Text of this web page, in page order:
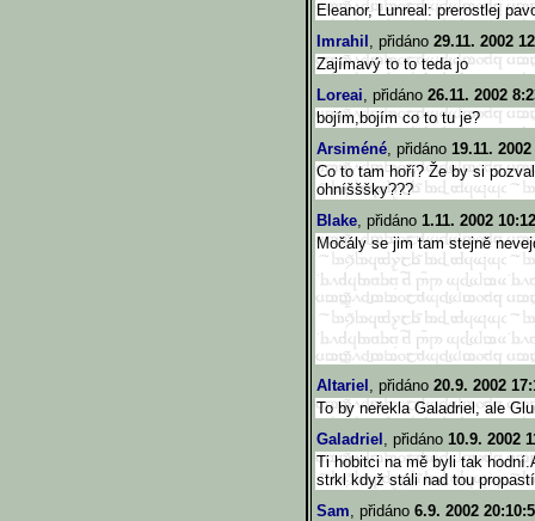
Eleanor, Lunreal: prerostlej
Imrahil , přidáno 29.11. 2002
Zajímavý to to teda jo
Loreai, přidáno 26.11. 2002
bojím,bojím co to tu je?
Arsiméné, přidáno 19.11.
Co to tam hoří? Že by si
ohníšššky???
Blake, přidáno 1.11. 2002
Močály se jim tam stejně
Altariel , přidáno 20.9. 2002
To by neřekla Galadriel, ale
Galadriel , přidáno 10.9. 2002
Ti hobitci na mě byli tak
strkl když stáli nad tou
Sam, přidáno 6.9. 2002